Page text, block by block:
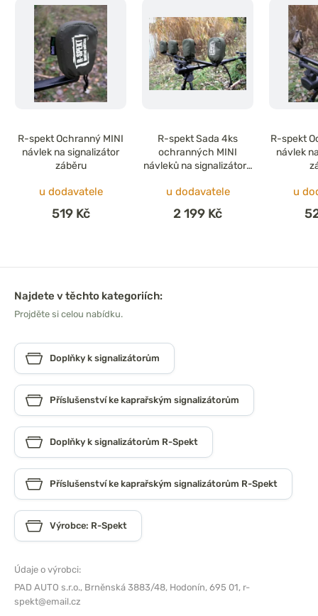
R-spekt Ochranný MINI
návlek na signalizátor
záběru
u dodavatele
519 Kč
R-spekt Sada 4ks
ochranných MINI
návleků na signalizátory
u dodavatele
2 199 Kč
R-spekt
návlek
u
Najdete v těchto kategoriích:
Projděte si celou nabídku.
Doplňky k signalizátorům
Příslušenství ke kaprařským signalizátorům
Doplňky k signalizátorům R-Spekt
Příslušenství ke kaprařským signalizátorům R-Spekt
Výrobce: R-Spekt
Údaje o výrobci:
PAD AUTO s.r.o., Brněnská 3883/48, Hodonín, 695 01, r-
spekt@email.cz